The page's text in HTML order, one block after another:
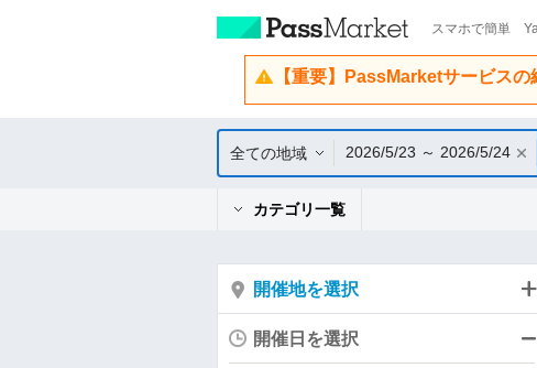
スマホで簡単
【重要】PassMarketサービスの
全ての地域 2026/5/23 ～ 2026/5/24
カテゴリ一覧
開催地を選択
開催日を選択